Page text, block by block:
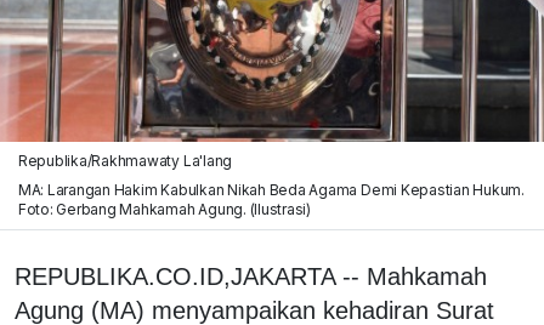
Republika/Rakhmawaty La'lang
MA: Larangan Hakim Kabulkan Nikah Beda Agama Demi Kepastian Hukum.
Foto: Gerbang Mahkamah Agung. (Ilustrasi)
REPUBLIKA.CO.ID,JAKARTA -- Mahkamah
Agung (MA) menyampaikan kehadiran Surat